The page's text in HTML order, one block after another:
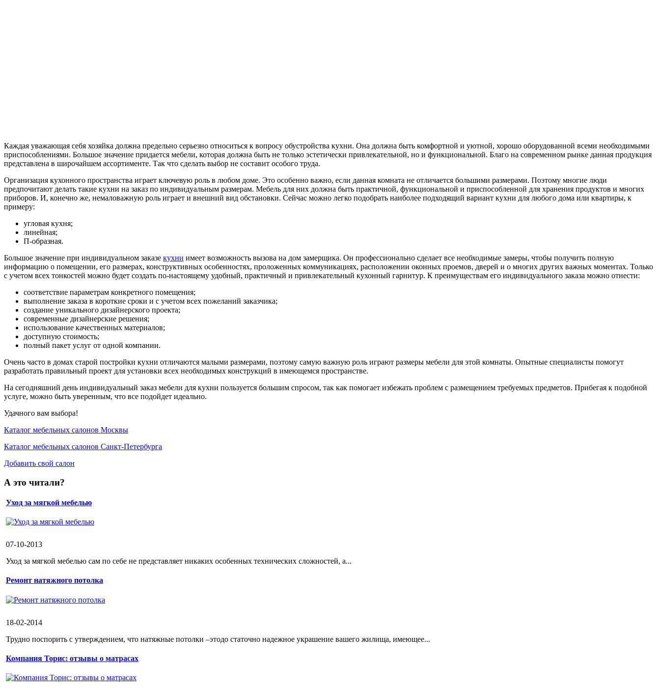
Каждая уважающая себя хозяйка должна предельно серьезно относиться к вопросу обустройства кухни. Она должна быть комфортной и уютной, хорошо оборудованной всеми необходимыми
приспособлениями. Большое значение придается мебели, которая должна быть не только эстетически привлекательной, но и функциональной. Благо на современном рынке данная продукция
представлена в широчайшем ассортименте. Так что сделать выбор не составит особого труда.
Организация кухонного пространства играет ключевую роль в любом доме. Это особенно важно, если данная комната не отличается большими размерами. Поэтому многие люди
предпочитают делать такие кухни на заказ по индивидуальным размерам. Мебель для них должна быть практичной, функциональной и приспособленной для хранения продуктов и многих
приборов. И, конечно же, немаловажную роль играет и внешний вид обстановки. Сейчас можно легко подобрать наиболее подходящий вариант кухни для любого дома или квартиры, к
примеру:
угловая кухня;
линейная;
П-образная.
Большое значение при индивидуальном заказе кухни имеет возможность вызова на дом замерщика. Он профессионально сделает все необходимые замеры, чтобы получить полную
информацию о помещении, его размерах, конструктивных особенностях, проложенных коммуникациях, расположении оконных проемов, дверей и о многих других важных моментах. Только
с учетом всех тонкостей можно будет создать по-настоящему удобный, практичный и привлекательный кухонный гарнитур. К преимуществам его индивидуального заказа можно отнести:
соответствие параметрам конкретного помещения;
выполнение заказа в короткие сроки и с учетом всех пожеланий заказчика;
создание уникального дизайнерского проекта;
современные дизайнерские решения;
использование качественных материалов;
доступную стоимость;
полный пакет услуг от одной компании.
Очень часто в домах старой постройки кухни отличаются малыми размерами, поэтому самую важную роль играют размеры мебели для этой комнаты. Опытные специалисты помогут
разработать правильный проект для установки всех необходимых конструкций в имеющемся пространстве.
На сегодняшний день индивидуальный заказ мебели для кухни пользуется большим спросом, так как помогает избежать проблем с размещением требуемых предметов. Прибегая к подобной
услуге, можно быть уверенным, что все подойдет идеально.
Удачного вам выбора!
Каталог мебельных салонов Москвы
Каталог мебельных салонов Санкт-Петербурга
Добавить свой салон
А это читали?
Уход за мягкой мебелью
07-10-2013
Уход за мягкой мебелью сам по себе не представляет никаких особенных технических сложностей, а...
Ремонт натяжного потолка
18-02-2014
Трудно поспорить с утверждением, что натяжные потолки –этодо статочно надежное украшение вашего жилища, имеющее...
Компания Торис: отзывы о матрасах